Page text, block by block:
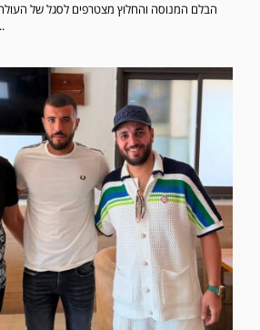
הבלם המנוסה והחלוץ מצטרפים לסגל של
חתמו